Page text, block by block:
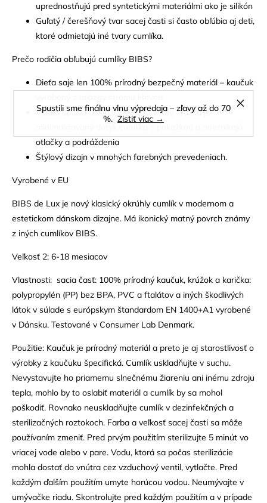
Spustili sme finálnu vlnu výpredaja – zľavy až do 70
%. Zistiť viac →
uprednostňujú pred syntetickými materiálmi ako je silikón
Guľatý / čerešňový tvar sacej časti si často obľúbia aj deti,
ktoré odmietajú iné tvary cumlíka.
Prečo rodičia obľubujú cumlíky BIBS?
Dieťa saje len 100% prírodný bezpečný materiál – kaučuk
Vďaka špeciálnemu klenutému tvaru krúžku je
otlačky a podráždenia
Štýlový dizajn v mnohých farebných prevedeniach.
Vyrobené v EU
BIBS de Lux je nový klasický okrúhly cumlík v modernom a
estetickom dánskom dizajne. Má ikonický matný povrch známy
z iných cumlíkov BIBS.
Veľkosť 2: 6-18 mesiacov
Vlastnosti: sacia časť: 100% prírodný kaučuk, krúžok a karička:
polypropylén (PP) bez BPA, PVC a ftalátov a iných škodlivých
látok v súlade s európskym štandardom EN 1400+A1 vyrobené
v Dánsku. Testované v Consumer Lab Denmark.
Použitie: Kaučuk je prírodný materiál a preto je aj starostlivosť o
výrobky z kaučuku špecifická. Cumlík uskladňujte v suchu.
Nevystavujte ho priamemu slnečnému žiareniu ani inému zdroju
tepla, mohlo by to oslabiť materiál a cumlík by sa mohol
poškodiť. Rovnako neuskladňujte cumlík v dezinfekčných a
sterilizačných roztokoch. Farba a veľkosť sacej časti sa môže
používaním zmeniť. Pred prvým použitím sterilizujte 5 minút vo
vriacej vode alebo v pare. Vodu, ktorá sa počas sterilizácie
mohla dostať do vnútra cez vzduchový ventil, vytlačte. Pred
každým ďalším použitím umyte horúcou vodou. Neumývajte v
umývačke riadu. Skontrolujte pred každým použitím a v prípade